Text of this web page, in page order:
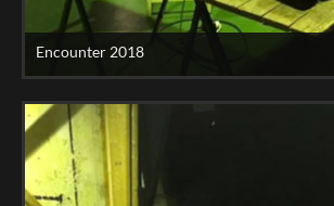
Encounter 2018